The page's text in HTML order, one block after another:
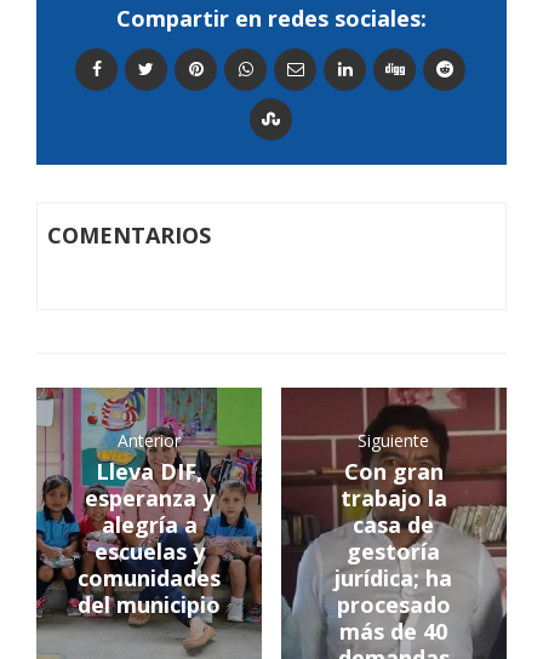
Compartir en redes sociales:
COMENTARIOS
Anterior
Lleva DIF,
esperanza y
alegría a
escuelas y
comunidades
del municipio
Siguiente
Con gran
trabajo la
casa de
gestoría
jurídica; ha
procesado
más de 40